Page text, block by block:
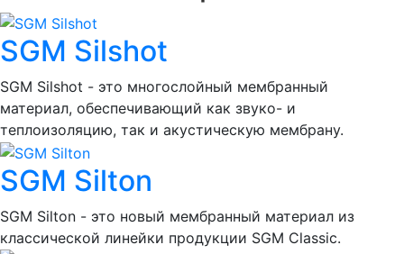
SGM Silshot
SGM Silshot - это многослойный мембранный
материал, обеспечивающий как звуко- и
теплоизоляцию, так и акустическую мембрану.
SGM Silton
SGM Silton - это новый мембранный материал из
классической линейки продукции SGM Classic.